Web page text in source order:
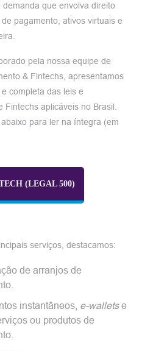
que envolva direito
pagamento, ativos virtuais e
pela nossa equipe de
& Fintechs, apresentamos
completa das leis e
Fintechs aplicáveis no Brasil.
para ler na íntegra (em
(LEGAL 500)
serviços, destacamos:
de arranjos de
instantâneos, e-walletse
ou produtos de